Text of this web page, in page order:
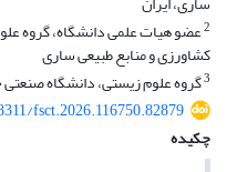
2عضو هیات علمی دانشگاه، گروه
کشاورزی و منابع طبیعی ساری
3گروه علوم زیستی، دانشگاه
fsct.2026.116750.82879
چکیده